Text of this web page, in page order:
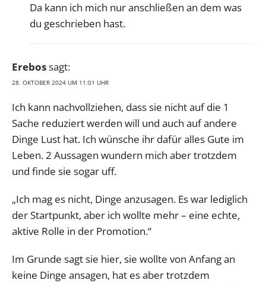
Da kann ich mich nur anschließen an dem was
du geschrieben hast.
Erebossagt:
28. OKTOBER 2024 UM 11:01 UHR
Ich kann nachvollziehen, dass sie nicht auf die 1
Sache reduziert werden will und auch auf andere
Dinge Lust hat. Ich wünsche ihr dafür alles Gute im
Leben. 2 Aussagen wundern mich aber trotzdem
und finde sie sogar uff.
„Ich mag es nicht, Dinge anzusagen. Es war lediglich
der Startpunkt, aber ich wollte mehr – eine echte,
aktive Rolle in der Promotion.“
Im Grunde sagt sie hier, sie wollte von Anfang an
keine Dinge ansagen, hat es aber trotzdem